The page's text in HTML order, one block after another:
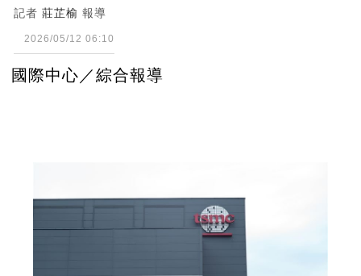
記者 莊芷榆 報導
2026/05/12 06:10
國際中心／綜合報導